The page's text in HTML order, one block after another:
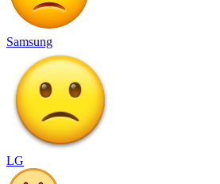
Samsung
LG